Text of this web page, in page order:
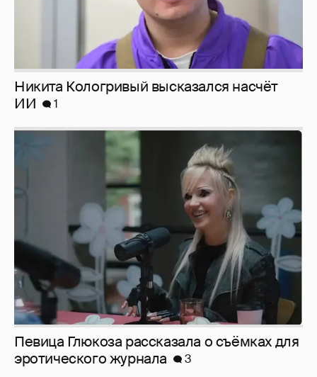
Никита Кологривый высказался насчёт
ИИ
1
Певица Глюкоза рассказала о съёмках для
эротического журнала
3